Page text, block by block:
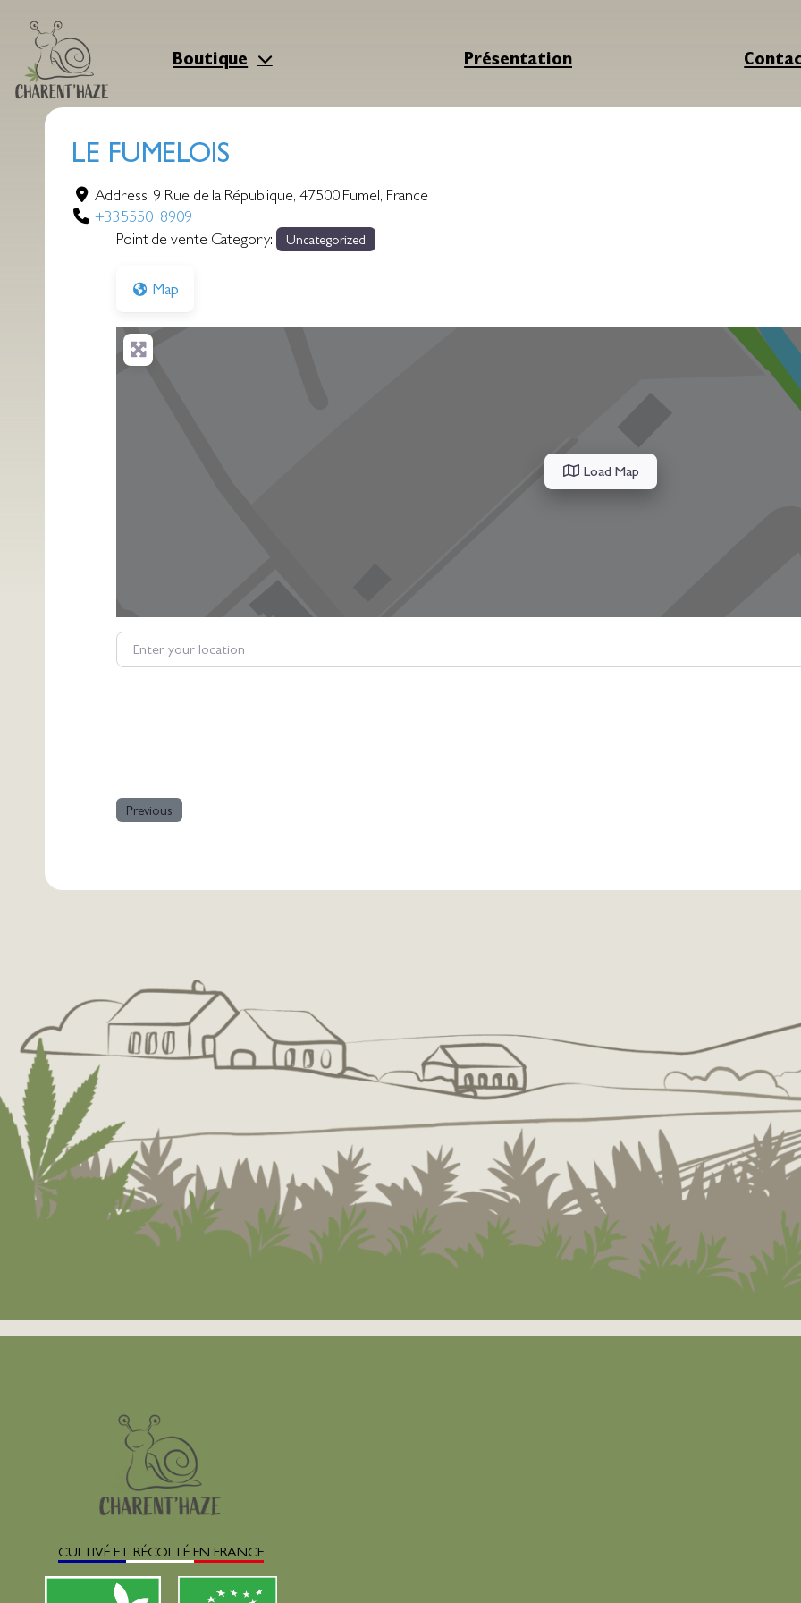
contenu
Boutique Présentation
LE FUMELOIS
Address: 9 Rue de la République, 47500 Fumel, France
+33555018909
Point de vente Category:
Uncategorized
Map
Load Map
Enter your location
Previous
CULTIVÉ ET RÉCOLTÉ EN FRANCE